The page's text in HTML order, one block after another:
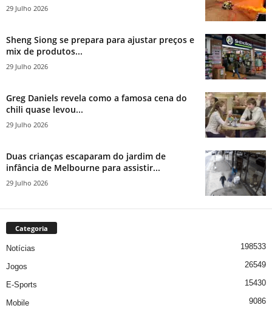
29 Julho 2026
Sheng Siong se prepara para ajustar preços e
mix de produtos...
29 Julho 2026
Greg Daniels revela como a famosa cena do
chili quase levou...
29 Julho 2026
Duas crianças escaparam do jardim de
infância de Melbourne para assistir...
29 Julho 2026
Categoria
Notícias 198533
Jogos 26549
E-Sports 15430
Mobile 9086